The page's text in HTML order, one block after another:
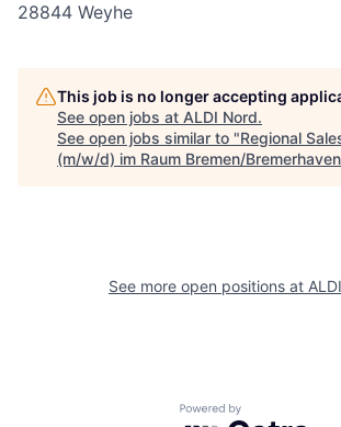
28844 Weyhe
This job is no longer accepting
See open jobs at ALDI Nord.
See open jobs similar to "Regional
(m/w/d) im Raum Bremen/Bremerhaven
See more open positions at
Powered by